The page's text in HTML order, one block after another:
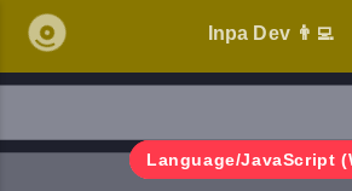
Language/JavaScript
Inpa Dev 👨‍💻